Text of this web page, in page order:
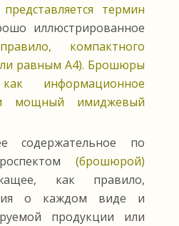
термин
иллюстрированное
компактного
равным А4). Брошюры
информационное
мощный имиджевый
содержательное по
(брошюрой)
как правило,
о каждом виде и
продукции или